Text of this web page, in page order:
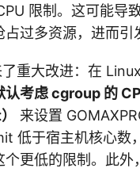
限制。这可能导
过多资源，进而引
重大改进：在
认考虑 cgroup 的
来设置
低于宿主机核心数
个更低的限制。此外